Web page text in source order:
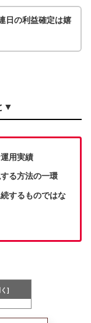
日の利益確定は嬉
▼
用実績
る方法の一環
するものではな